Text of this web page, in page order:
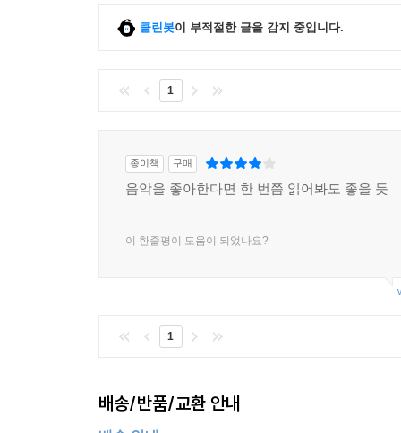
클린봇이 부적절한 글을 감지 중입니다.
1
종이책 구매
음악을 좋아한다면 한 번쯤 읽어봐도 좋을 듯
이 한줄평이 도움이 되었나요?
1
배송/반품/교환 안내